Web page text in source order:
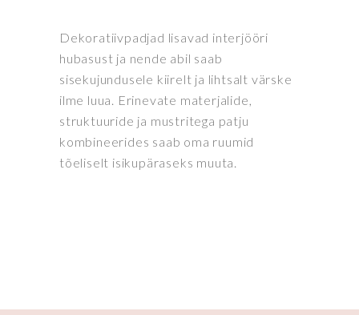
Dekoratiivpadjad lisavad interjööri
hubasust ja nende abil saab
sisekujundusele kiirelt ja lihtsalt värske
ilme luua. Erinevate materjalide,
struktuuride ja mustritega patju
kombineerides saab oma ruumid
tõeliselt isikupäraseks muuta.